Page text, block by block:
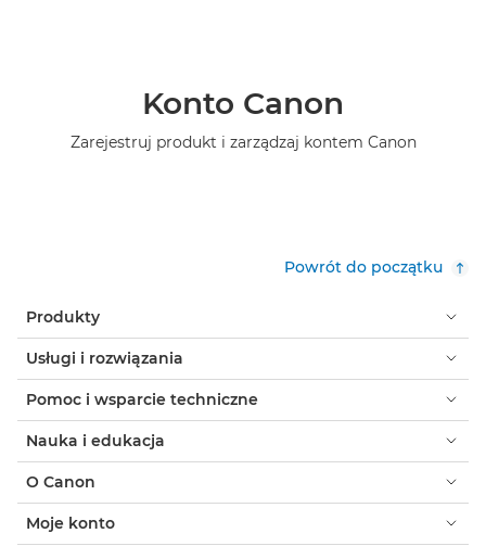
Konto Canon
Zarejestruj produkt i zarządzaj kontem Canon
Powrót do początku
Produkty
Usługi i rozwiązania
Pomoc i wsparcie techniczne
Nauka i edukacja
O Canon
Moje konto